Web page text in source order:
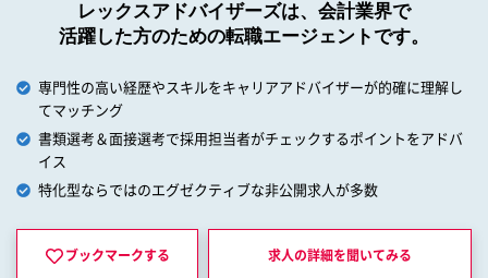
レックスアドバイザーズは、会計業界で
活躍した方のための転職エージェントです。
専門性の高い経歴やスキルをキャリアアドバイザーが的確に理解し
てマッチング
書類選考＆面接選考で採用担当者がチェックするポイントをアドバ
イス
特化型ならではのエグゼクティブな非公開求人が多数
ブックマークする 求人の詳細を聞いてみる